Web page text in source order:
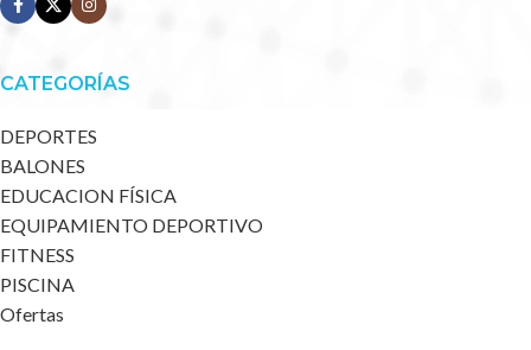
CATEGORÍAS
DEPORTES
BALONES
EDUCACION FÍSICA
EQUIPAMIENTO DEPORTIVO
FITNESS
PISCINA
Ofertas